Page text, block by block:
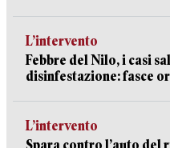
L’intervento
Febbre del Nilo, i casi
disinfestazione: fasce
L’intervento